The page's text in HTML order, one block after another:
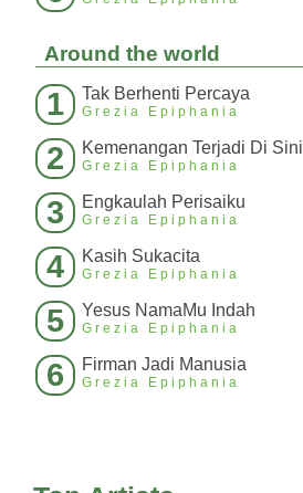
Around the world
1 Tak Berhenti Percaya
Grezia Epiphania
2 Kemenangan Terjadi Di Sini
Grezia Epiphania
3 Engkaulah Perisaiku
Grezia Epiphania
4 Kasih Sukacita
Grezia Epiphania
5 Yesus NamaMu Indah
Grezia Epiphania
6 Firman Jadi Manusia
Grezia Epiphania